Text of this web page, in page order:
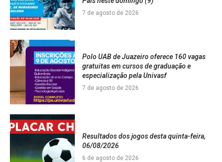
7 de agosto de 2026
Polo UAB de Juazeiro oferece 160 vagas
gratuitas em cursos de graduação e
especialização pela Univasf
7 de agosto de 2026
Resultados dos jogos desta quinta-feira,
06/08/2026
6 de agosto de 2026